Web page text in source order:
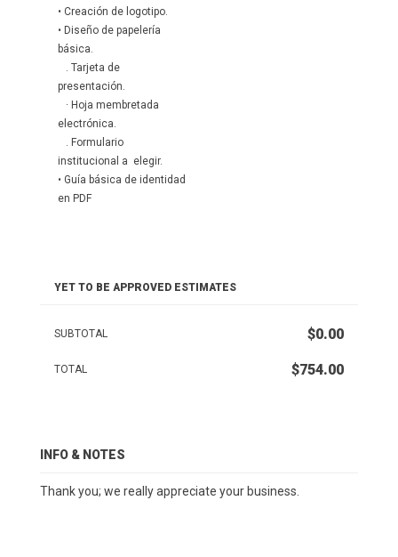
• Creación de logotipo.
• Diseño de papelería
básica.
. Tarjeta de
presentación.
· Hoja membretada
electrónica.
. Formulario
institucional a elegir.
• Guía básica de identidad
en PDF
YET TO BE APPROVED ESTIMATES
SUBTOTAL $0.00
TOTAL $754.00
INFO & NOTES
Thank you; we really appreciate your business.